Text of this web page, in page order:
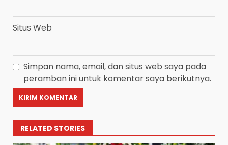
Situs Web
Simpan nama, email, dan situs web saya pada
peramban ini untuk komentar saya berikutnya.
RELATED STORIES